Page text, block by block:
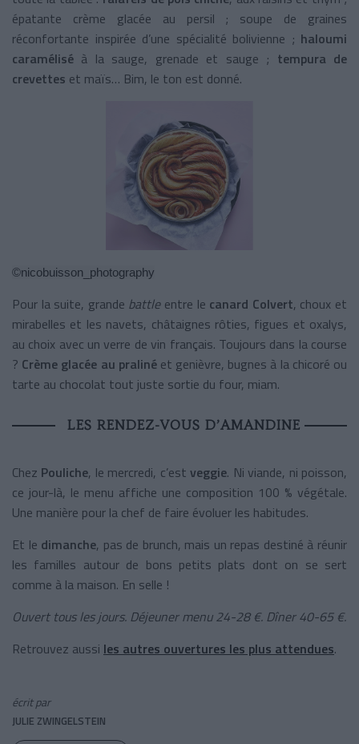
épatante crème glacée au persil ; soupe de graines
réconfortante inspirée d’une spécialité bolivienne ; haloumi
caramélisé à la sauge, grenade et sauge ; tempura de
crevettes et maïs… Bim, le ton est donné.
©nicobuisson_photography
Pour la suite, grande battle entre le canard Colvert, choux et
mirabelles et les navets, châtaignes rôties, figues et oxalys,
au choix avec un verre de vin français. Toujours dans la course
? Crème glacée au praliné et genièvre, bugnes à la chicoré ou
tarte au chocolat tout juste sortie du four, miam.
LES RENDEZ-VOUS D’AMANDINE
Chez Pouliche, le mercredi, c’estveggie. Ni viande, ni poisson,
ce jour-là, le menu affiche une composition 100 % végétale.
Une manière pour la chef de faire évoluer les habitudes.
Et le dimanche, pas de brunch, mais un repas destiné à réunir
les familles autour de bons petits plats dont on se sert
comme à la maison. En selle !
Ouvert tous les jours. Déjeuner menu 24-28 €. Dîner 40-65 €.
Retrouvez aussi les autres ouvertures les plus attendues.
écrit par
JULIE ZWINGELSTEIN